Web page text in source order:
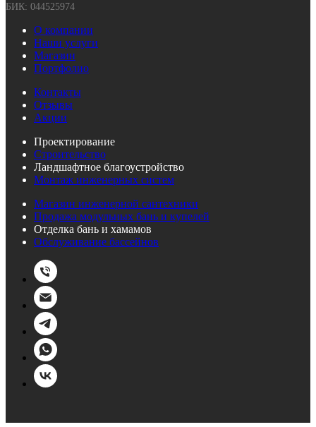
БИК: 044525974
О компании
Наши услуги
Магазин
Портфолио
Контакты
Отзывы
Акции
Проектирование
Строительство
Ландшафтное благоустройство
Монтаж инженерных систем
Магазин инженерной сантехники
Продажа модульных бань и купелей
Отделка бань и хамамов
Обслуживание бассейнов